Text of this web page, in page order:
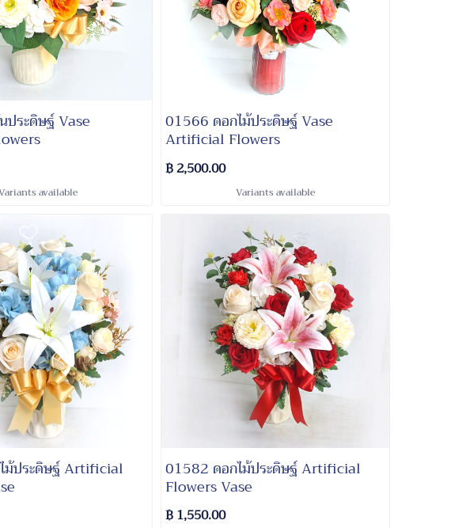
ระดิษฐ์ Vase
available
01566 ดอกไม้ประดิษฐ์ Vase
Artificial Flowers
฿ 2,500.00
Variants available
ม้ประดิษฐ์ Artificial 01582 ดอกไม้ประดิษฐ์ Artificial
Flowers Vase
฿ 1,550.00